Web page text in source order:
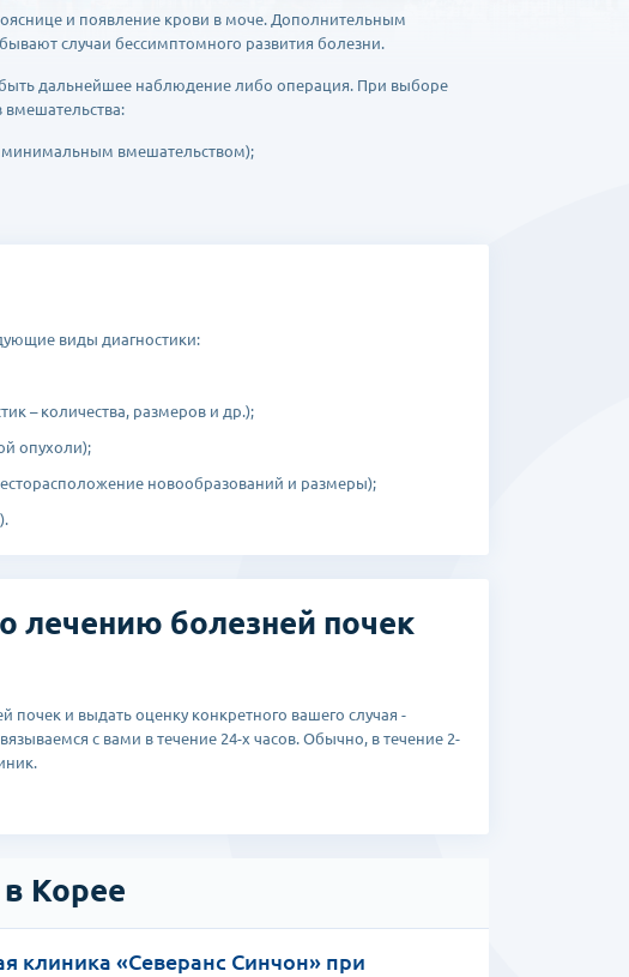
и появление крови в моче. Дополнительным
случаи бессимптомного развития болезни.
дальнейшее наблюдение либо операция. При выборе
вмешательства:
минимальным вмешательством);
опыту и квалификации врачей, а также современному
виды диагностики:
– количества, размеров и др.);
опухоли);
новообразований и размеры);
лечению болезней почек
почек и выдать оценку конкретного вашего случая -
с вами в течение 24-х часов. Обычно, в течение 2-
Корее
клиника «Северанс Синчон» при